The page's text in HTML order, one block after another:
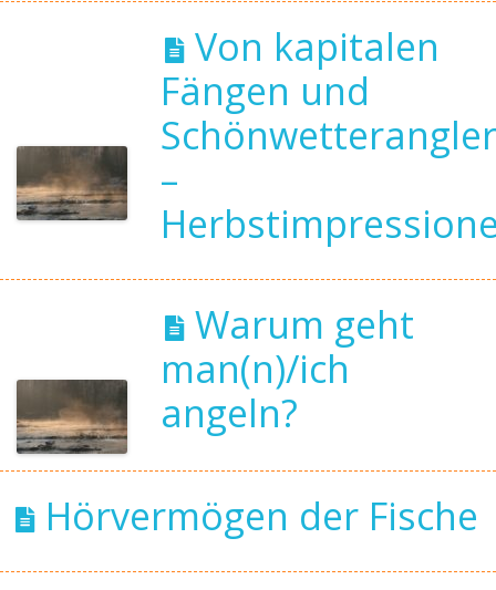
Von kapitalen
Fängen und
–
Warum geht
man(n)/ich
angeln?
Hörvermögen der Fische